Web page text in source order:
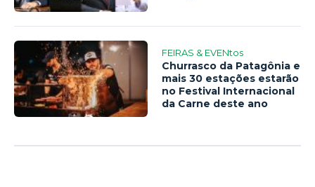
FEIRAS & EVENtos
Churrasco da Patagônia e
mais 30 estações estarão
no Festival Internacional
da Carne deste ano